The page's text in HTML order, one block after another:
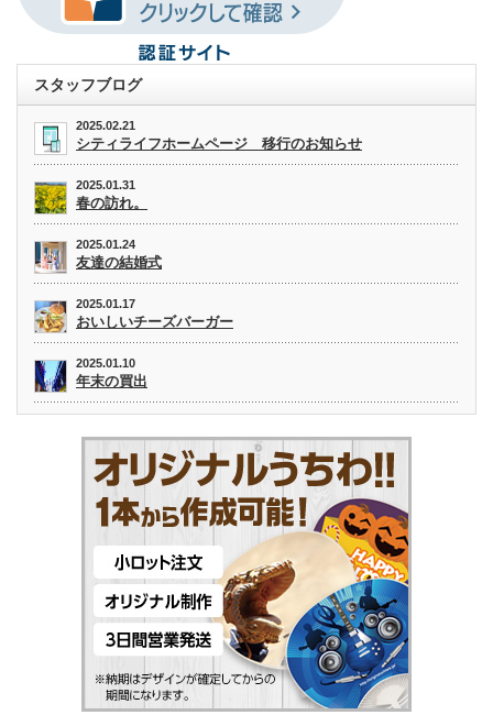
スタッフブログ
2025.02.21
シティライフホームページ 移行のお知らせ
2025.01.31
春の訪れ。
2025.01.24
友達の結婚式
2025.01.17
おいしいチーズバーガー
2025.01.10
年末の買出